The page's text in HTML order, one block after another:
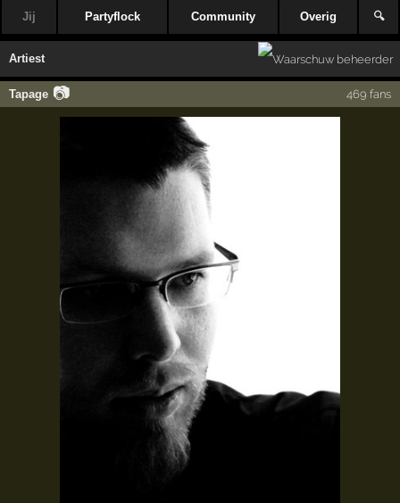
Jij Partyflock Community Overig 🔍
Artiest
Tapage 📷 469 fans